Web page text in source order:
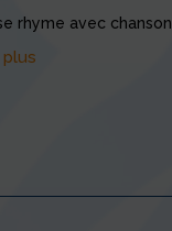
rhyme avec chanson.
plus